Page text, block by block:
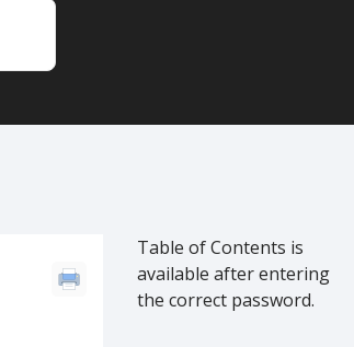
Table of Contents is
available after entering
the correct password.